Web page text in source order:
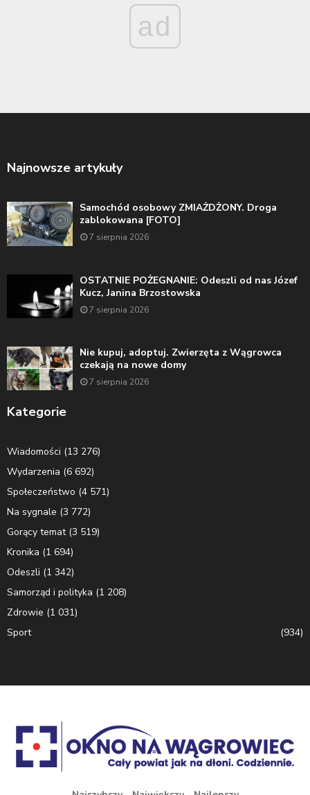
ad
Najnowsze artykuły
Samochód osobowy ZMIAŻDŻONY. Droga
zablokowana [FOTO]
7 sierpnia 2026
OSTATNIE POŻEGNANIE: Odeszli od nas Józef
Kucz, Janina Brzostowska
7 sierpnia 2026
Nie kupuj, adoptuj. Zwierzęta z Wągrowca
czekają na nowe domy
7 sierpnia 2026
Kategorie
Wiadomości (13 276)
Wydarzenia (6 692)
Społeczeństwo (4 571)
Na sygnale (3 772)
Gorący temat(3 519)
Kronika (1 694)
Odeszli (1 342)
Samorząd i polityka (1 208)
Zdrowie (1 031)
Sport
(934)